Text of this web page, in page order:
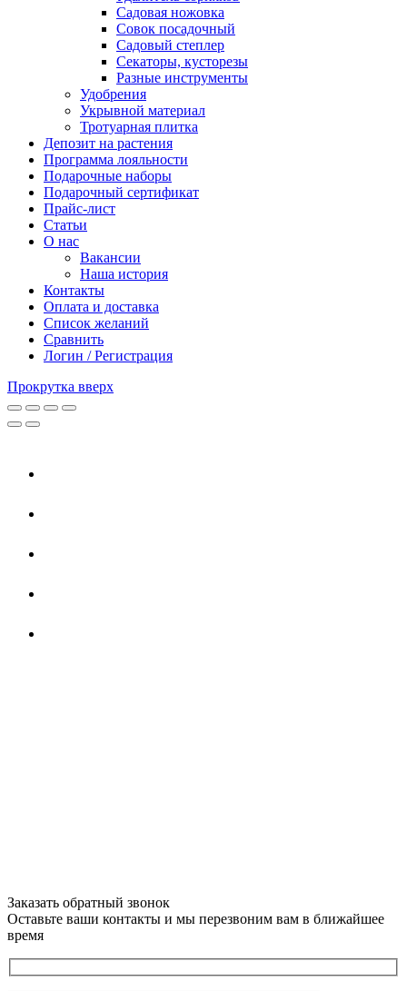
Садовая ножовка
Совок посадочный
Садовый степлер
Секаторы, кусторезы
Разные инструменты
Удобрения
Укрывной материал
Тротуарная плитка
Депозит на растения
Программа лояльности
Подарочные наборы
Подарочный сертификат
Прайс-лист
Статьи
О нас
Вакансии
Наша история
Контакты
Оплата и доставка
Список желаний
Сравнить
Логин / Регистрация
Прокрутка вверх
Заказать обратный звонок
Оставьте ваши контакты и мы перезвоним вам в ближайшее
время